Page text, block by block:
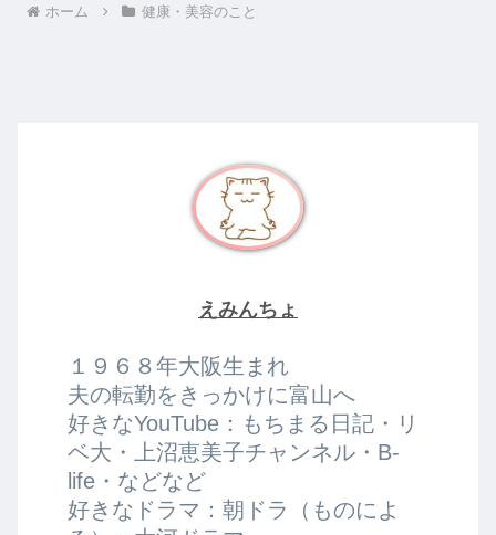
ホーム 健康・美容のこと
えみんちょ
１９６８年大阪生まれ
夫の転勤をきっかけに富山へ
好きなYouTube：もちまる日記・リ
ベ大・上沼恵美子チャンネル・B-
life・などなど
好きなドラマ：朝ドラ（ものによ